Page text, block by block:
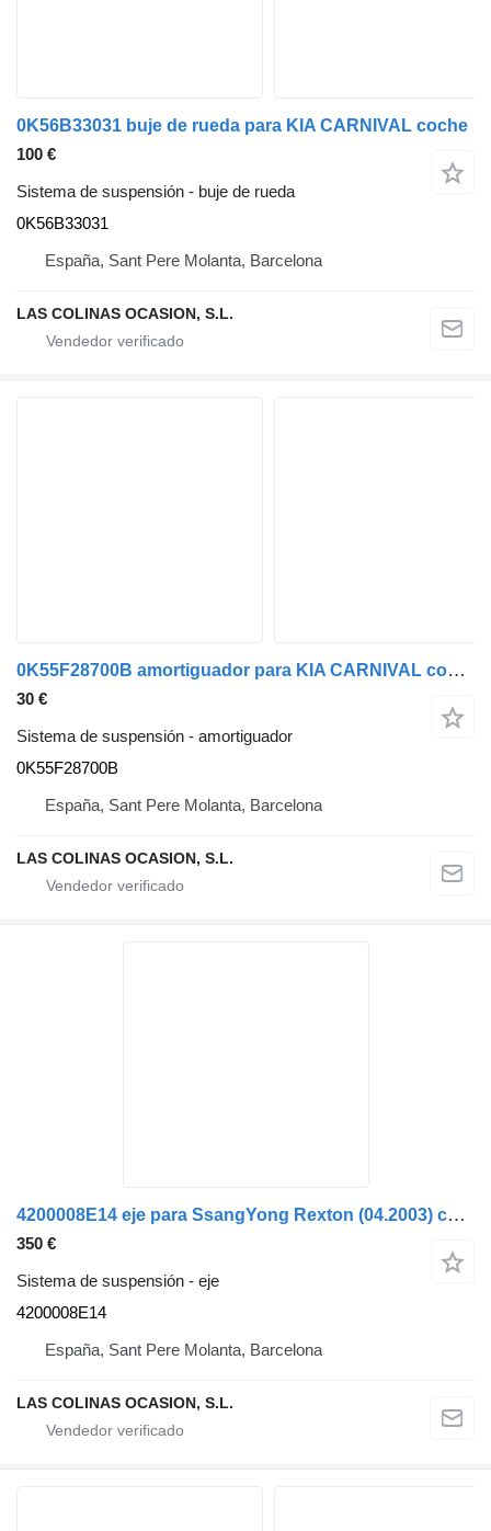
0K56B33031 buje de rueda para KIA CARNIVAL coche
100 €
Sistema de suspensión - buje de rueda
0K56B33031
España, Sant Pere Molanta, Barcelona
LAS COLINAS OCASION, S.L.
0K55F28700B amortiguador para KIA CARNIVAL coche
30 €
Sistema de suspensión - amortiguador
0K55F28700B
España, Sant Pere Molanta, Barcelona
LAS COLINAS OCASION, S.L.
4200008E14 eje para SsangYong Rexton (04.2003) coche
350 €
Sistema de suspensión - eje
4200008E14
España, Sant Pere Molanta, Barcelona
LAS COLINAS OCASION, S.L.